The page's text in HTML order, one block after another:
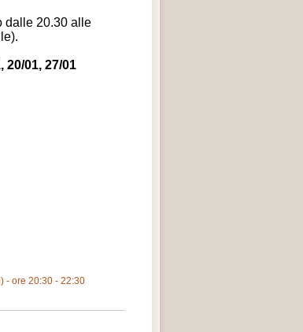
dalle 20.30 alle
20/01, 27/01
- ore 20:30 - 22:30